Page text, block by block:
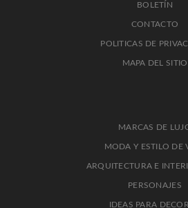
BOLETÍN
CONTACTO
POLITICAS DE
MAPA DEL SITIO
MARCAS DE
MODA Y ESTILO DE
ARQUITECTURA E
PERSONAJES
IDEAS PARA